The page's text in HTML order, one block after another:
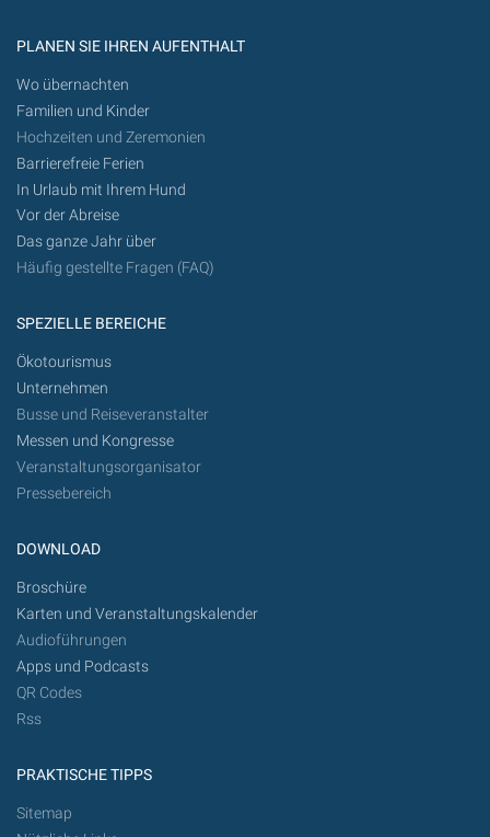
PLANEN SIE IHREN AUFENTHALT
Wo übernachten
Familien und Kinder
Hochzeiten und Zeremonien
Barrierefreie Ferien
In Urlaub mit Ihrem Hund
Vor der Abreise
Das ganze Jahr über
Häufig gestellte Fragen (FAQ)
SPEZIELLE BEREICHE
Ökotourismus
Unternehmen
Busse und Reiseveranstalter
Messen und Kongresse
Veranstaltungsorganisator
Pressebereich
DOWNLOAD
Broschüre
Karten und Veranstaltungskalender
Audioführungen
Apps und Podcasts
QR Codes
Rss
PRAKTISCHE TIPPS
Sitemap